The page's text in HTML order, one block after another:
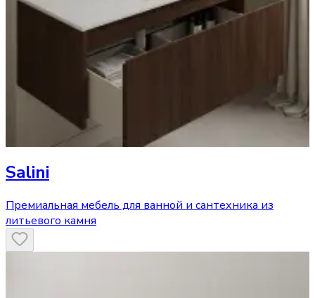
Salini
Премиальная мебель для ванной и сантехника из
литьевого камня